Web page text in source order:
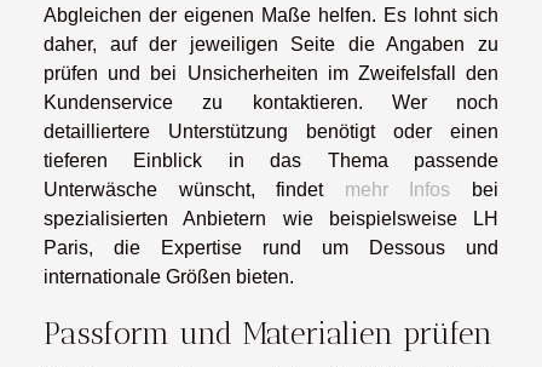
Abgleichen der eigenen Maße helfen. Es lohnt sich
daher, auf der jeweiligen Seite die Angaben zu
prüfen und bei Unsicherheiten im Zweifelsfall den
Kundenservice zu kontaktieren. Wer noch
detailliertere Unterstützung benötigt oder einen
tieferen Einblick in das Thema passende
Unterwäsche wünscht, findet mehr Infos bei
spezialisierten Anbietern wie beispielsweise LH
Paris, die Expertise rund um Dessous und
internationale Größen bieten.
Passform und Materialien prüfen